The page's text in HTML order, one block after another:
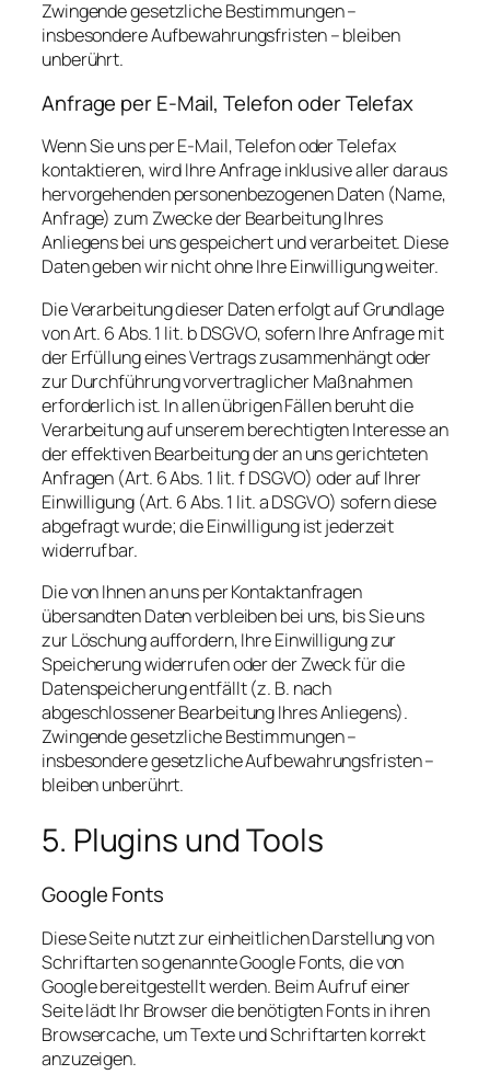
Zwingende gesetzliche Bestimmungen –
insbesondere Aufbewahrungsfristen – bleiben
unberührt.
Anfrage per E-Mail, Telefon oder Telefax
Wenn Sie uns per E-Mail, Telefon oder Telefax
kontaktieren, wird Ihre Anfrage inklusive aller daraus
hervorgehenden personenbezogenen Daten (Name,
Anfrage) zum Zwecke der Bearbeitung Ihres
Anliegens bei uns gespeichert und verarbeitet. Diese
Daten geben wir nicht ohne Ihre Einwilligung weiter.
Die Verarbeitung dieser Daten erfolgt auf Grundlage
von Art. 6 Abs. 1 lit. b DSGVO, sofern Ihre Anfrage mit
der Erfüllung eines Vertrags zusammenhängt oder
zur Durchführung vorvertraglicher Maßnahmen
erforderlich ist. In allen übrigen Fällen beruht die
Verarbeitung auf unserem berechtigten Interesse an
der effektiven Bearbeitung der an uns gerichteten
Anfragen (Art. 6 Abs. 1 lit. f DSGVO) oder auf Ihrer
Einwilligung (Art. 6 Abs. 1 lit. a DSGVO) sofern diese
abgefragt wurde; die Einwilligung ist jederzeit
widerrufbar.
Die von Ihnen an uns per Kontaktanfragen
übersandten Daten verbleiben bei uns, bis Sie uns
zur Löschung auffordern, Ihre Einwilligung zur
Speicherung widerrufen oder der Zweck für die
Datenspeicherung entfällt (z. B. nach
abgeschlossener Bearbeitung Ihres Anliegens).
Zwingende gesetzliche Bestimmungen –
insbesondere gesetzliche Aufbewahrungsfristen –
bleiben unberührt.
5. Plugins und Tools
Google Fonts
Diese Seite nutzt zur einheitlichen Darstellung von
Schriftarten so genannte Google Fonts, die von
Google bereitgestellt werden. Beim Aufruf einer
Seite lädt Ihr Browser die benötigten Fonts in ihren
Browsercache, um Texte und Schriftarten korrekt
anzuzeigen.